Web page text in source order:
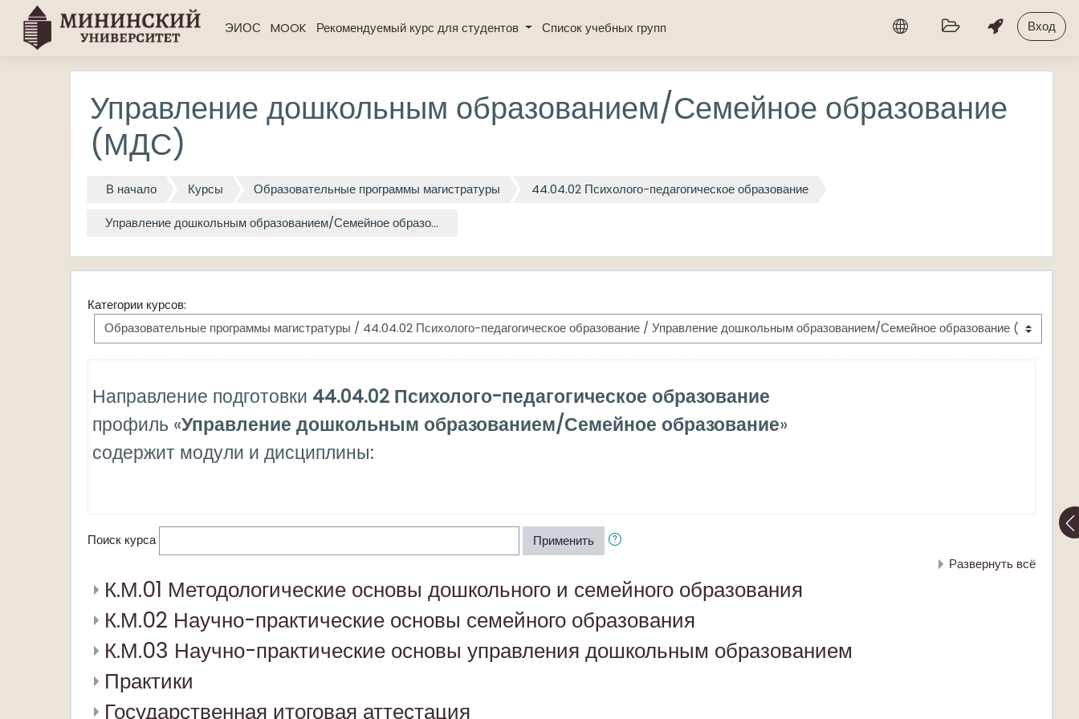
ЭИОС MOOK Рекомендуемый курс для студентов Список учебных групп Вход
Перейти к основному содержанию
Управление дошкольным образованием/Семейное образование
(МДС)
В начало Курсы Образовательные программы магистратуры
44.04.02 Психолого-педагогическое образование
Управление дошкольным образованием/Семейное образо...
Категории курсов:
Направление подготовки 44.04.02 Психолого-педагогическое образование
профиль «Управление дошкольным образованием/Семейное образование»
содержит модули и дисциплины:
Поиск курса
Применить
Развернуть всё
К.М.01 Методологические основы дошкольного и семейного образования
К.М.02 Научно-практические основы семейного образования
К.М.03 Научно-практические основы управления дошкольным образованием
Практики
Государственная итоговая аттестация